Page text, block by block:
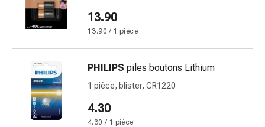
Mouchoirs
Rhume
Soins
des
13.90
13.90 / 1 pièce
PHILIPS piles boutons Lithium
1 pièce, blister, CR1220
4.30
4.30 / 1 pièce